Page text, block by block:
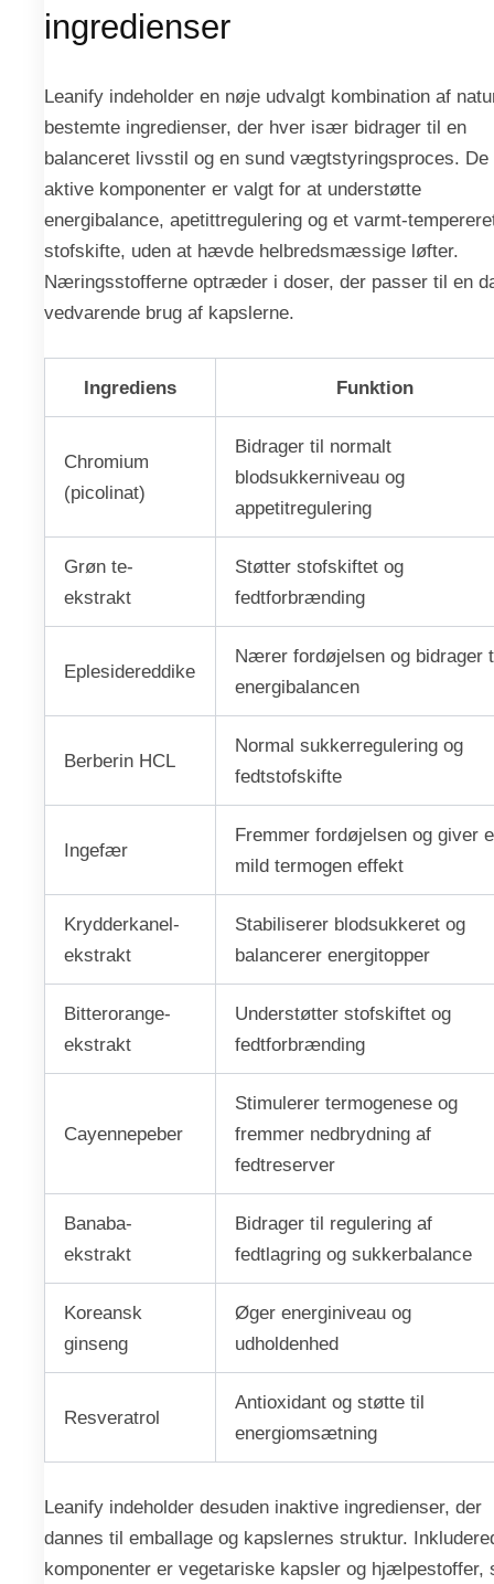
ingredienser
Leanify indeholder en nøje udvalgt kombination af
bestemte ingredienser, der hver især bidrager til en
balanceret livsstil og en sund vægtstyringsproces. De
aktive komponenter er valgt for at understøtte
energibalance, apetittregulering og et varmt-
stofskifte, uden at hævde helbredsmæssige løfter.
Næringsstofferne optræder i doser, der passer til en
vedvarende brug af kapslerne.
Ingrediens Funktion
Chromium
(picolinat)
Bidrager til normalt
blodsukkerniveau og
appetitregulering
Grøn te-
ekstrakt
Støtter stofskiftet og
fedtforbrænding
Eplesidereddike
Nærer fordøjelsen og bidrager
energibalancen
Berberin HCL
Normal sukkerregulering og
fedtstofskifte
Ingefær
Fremmer fordøjelsen og giver
mild termogen effekt
Krydderkanel-
ekstrakt
Stabiliserer blodsukkeret og
balancerer energitopper
Bitterorange-
ekstrakt
Understøtter stofskiftet og
fedtforbrænding
Cayennepeber
Stimulerer termogenese og
fremmer nedbrydning af
fedtreserver
Banaba-
ekstrakt
Bidrager til regulering af
fedtlagring og sukkerbalance
Koreansk
ginseng
Øger energiniveau og
udholdenhed
Resveratrol
Antioxidant og støtte til
energiomsætning
Leanify indeholder desuden inaktive ingredienser, der
dannes til emballage og kapslernes struktur.
komponenter er vegetariske kapsler og hjælpestoffer,